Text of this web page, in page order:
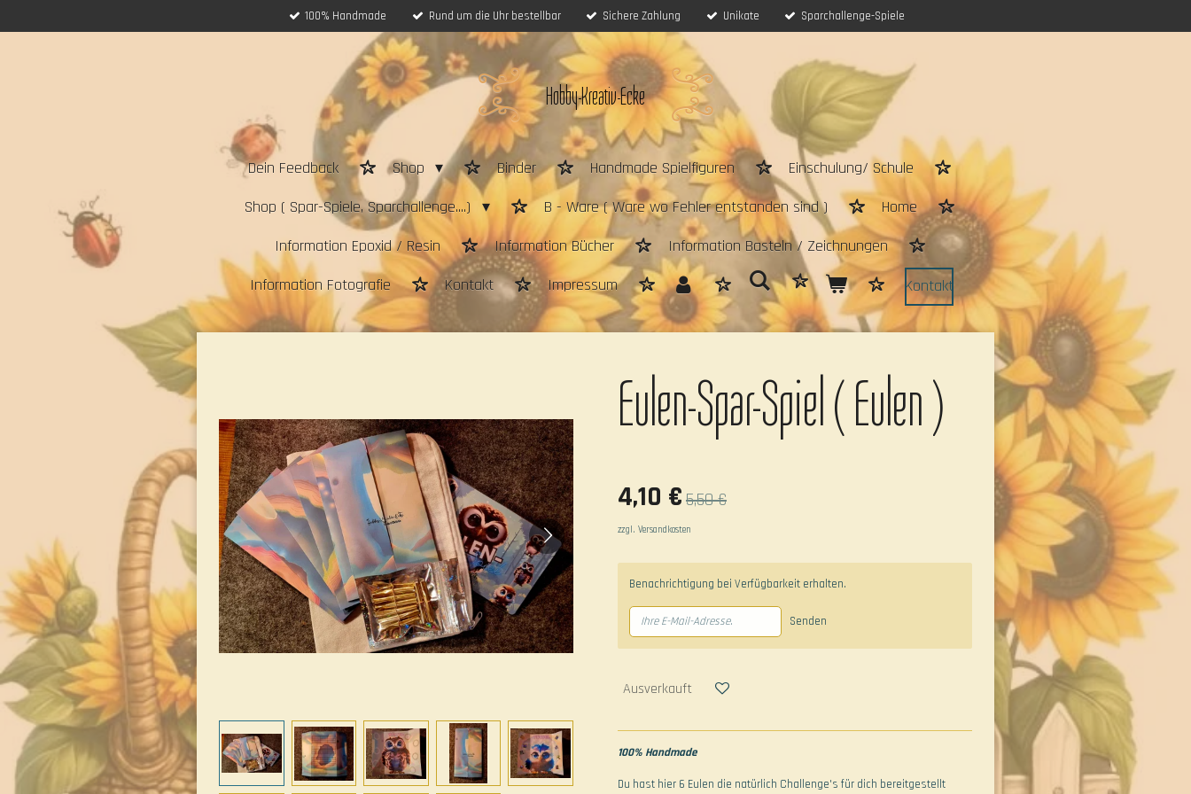
100% Handmade Rund um die Uhr bestellbar Sichere Zahlung Unikate Sparchallenge-Spiele
Hobby-Kreativ-Ecke
Dein Feedback Shop Binder Handmade Spielfiguren
Einschulung/ Schule
Shop ( Spar-Spiele, Sparchallenge....)
B - Ware ( Ware wo Fehler entstanden sind )
Home
Information Epoxid / Resin
Information Bücher
Information Basteln / Zeichnungen
Information Fotografie
Kontakt Impressum Kontakt
Eulen-Spar-Spiel ( Eulen )
4,10 €5,50 €
zzgl. Versandkosten
Benachrichtigung bei Verfügbarkeit erhalten.
Senden
Ausverkauft
100% Handmade
Du hast hier 6 Eulen die natürlich Challenge's für dich bereitgestellt